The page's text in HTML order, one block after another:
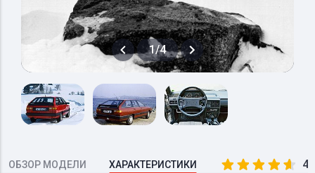
1/4
ОБЗОР МОДЕЛИ ХАРАКТЕРИСТИКИ